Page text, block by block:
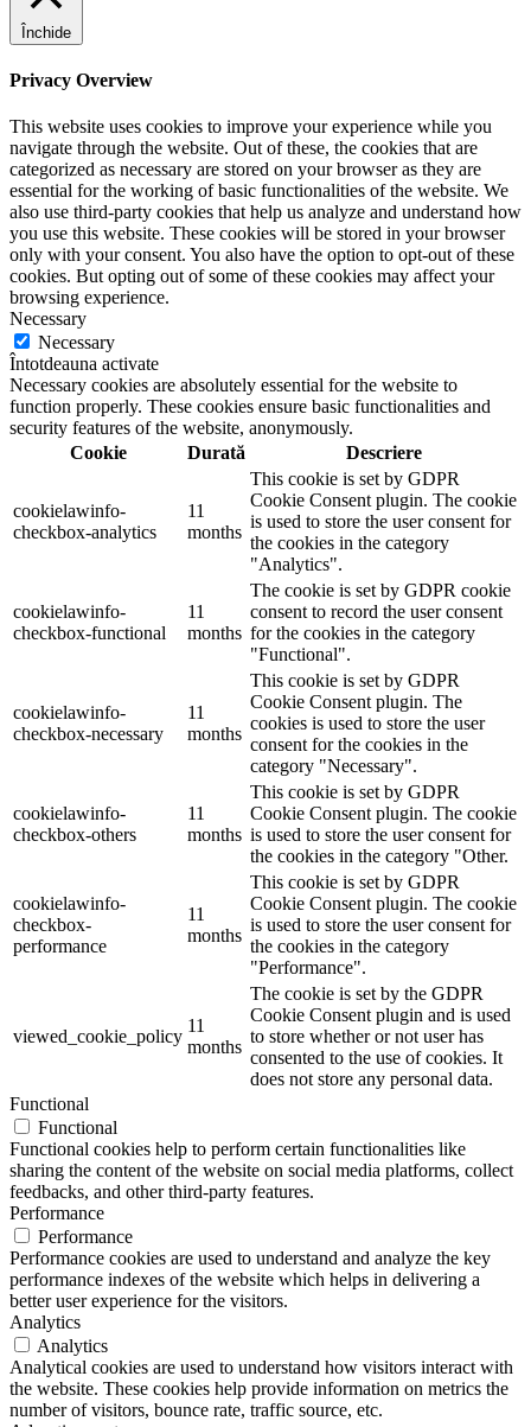
Închide
Privacy Overview
This website uses cookies to improve your experience while you
navigate through the website. Out of these, the cookies that are
categorized as necessary are stored on your browser as they are
essential for the working of basic functionalities of the website. We
also use third-party cookies that help us analyze and understand how
you use this website. These cookies will be stored in your browser
only with your consent. You also have the option to opt-out of these
cookies. But opting out of some of these cookies may affect your
browsing experience.
Necessary
Necessary
Întotdeauna activate
Necessary cookies are absolutely essential for the website to
function properly. These cookies ensure basic functionalities and
security features of the website, anonymously.
Cookie
Durată Descriere
cookielawinfo-
checkbox-analytics
11
months
This cookie is set by GDPR
Cookie Consent plugin. The cookie
is used to store the user consent for
the cookies in the category
"Analytics".
cookielawinfo-
checkbox-functional
11
months
The cookie is set by GDPR cookie
consent to record the user consent
for the cookies in the category
"Functional".
cookielawinfo-
checkbox-necessary
11
months
This cookie is set by GDPR
Cookie Consent plugin. The
cookies is used to store the user
consent for the cookies in the
category "Necessary".
cookielawinfo-
checkbox-others
11
months
This cookie is set by GDPR
Cookie Consent plugin. The cookie
is used to store the user consent for
the cookies in the category "Other.
cookielawinfo-
checkbox-
performance
11
months
This cookie is set by GDPR
Cookie Consent plugin. The cookie
is used to store the user consent for
the cookies in the category
"Performance".
viewed_cookie_policy
11
months
The cookie is set by the GDPR
Cookie Consent plugin and is used
to store whether or not user has
consented to the use of cookies. It
does not store any personal data.
Functional
Functional
Functional cookies help to perform certain functionalities like
sharing the content of the website on social media platforms, collect
feedbacks, and other third-party features.
Performance
Performance
Performance cookies are used to understand and analyze the key
performance indexes of the website which helps in delivering a
better user experience for the visitors.
Analytics
Analytics
Analytical cookies are used to understand how visitors interact with
the website. These cookies help provide information on metrics the
number of visitors, bounce rate, traffic source, etc.